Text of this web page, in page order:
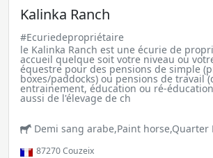
Kalinka Ranch
#Ecuriedepropriétaire
le Kalinka Ranch est une écurie de
accueil quelque soit votre niveau ou
équestre pour des pensions de simple
boxes/paddocks) ou pensions de travail
entrainement, éducation ou ré-
aussi de l'élevage de ch
Demi sang arabe,Paint horse,Quarter
87270Couzeix